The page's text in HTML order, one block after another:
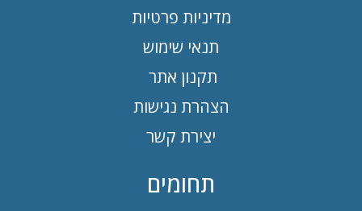
מדיניות פרטיות
תנאי שימוש
תקנון אתר
הצהרת נגישות
יצירת קשר
תחומים